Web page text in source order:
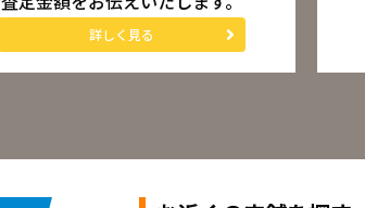
詳しく見る